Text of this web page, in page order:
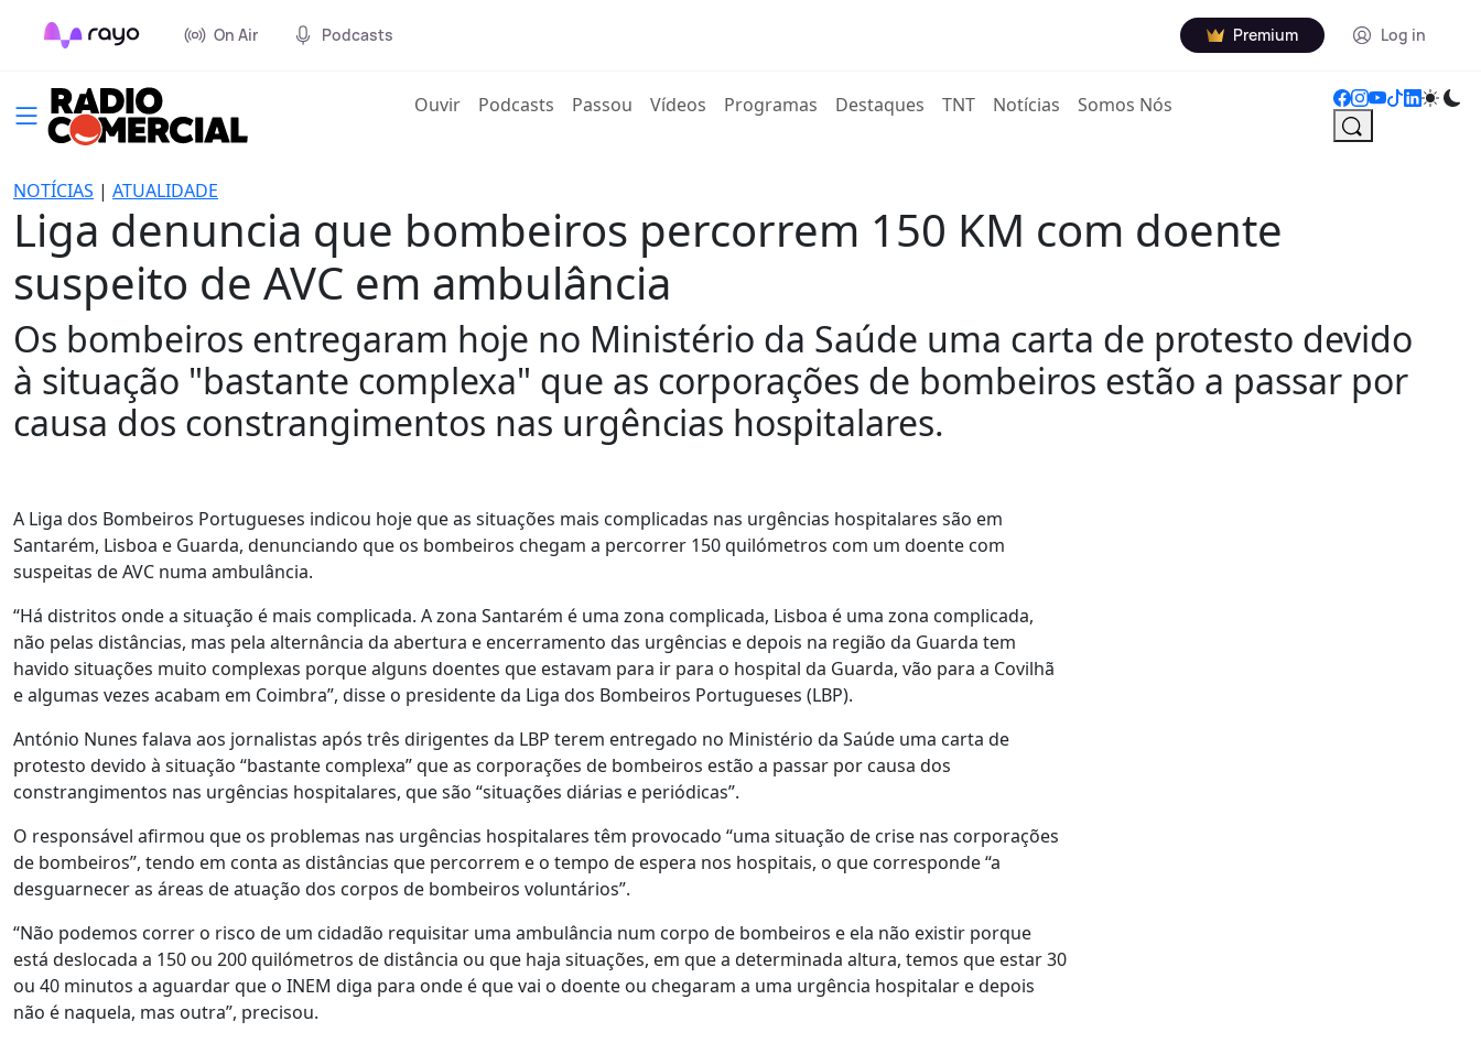
On Air Podcasts Premium Log in
Ouvir(current)
Podcasts Passou Vídeos Programas Destaques TNT Notícias Somos Nós
NOTÍCIAS | ATUALIDADE
Liga denuncia que bombeiros percorrem 150 KM com doente
suspeito de AVC em ambulância
Os bombeiros entregaram hoje no Ministério da Saúde uma carta de protesto devido
à situação "bastante complexa" que as corporações de bombeiros estão a passar por
causa dos constrangimentos nas urgências hospitalares.
A Liga dos Bombeiros Portugueses indicou hoje que as situações mais complicadas nas urgências hospitalares são em
Santarém, Lisboa e Guarda, denunciando que os bombeiros chegam a percorrer 150 quilómetros com um doente com
suspeitas de AVC numa ambulância.
“Há distritos onde a situação é mais complicada. A zona Santarém é uma zona complicada, Lisboa é uma zona complicada,
não pelas distâncias, mas pela alternância da abertura e encerramento das urgências e depois na região da Guarda tem
havido situações muito complexas porque alguns doentes que estavam para ir para o hospital da Guarda, vão para a Covilhã
e algumas vezes acabam em Coimbra”, disse o presidente da Liga dos Bombeiros Portugueses (LBP).
António Nunes falava aos jornalistas após três dirigentes da LBP terem entregado no Ministério da Saúde uma carta de
protesto devido à situação “bastante complexa” que as corporações de bombeiros estão a passar por causa dos
constrangimentos nas urgências hospitalares, que são “situações diárias e periódicas”.
O responsável afirmou que os problemas nas urgências hospitalares têm provocado “uma situação de crise nas corporações
de bombeiros”, tendo em conta as distâncias que percorrem e o tempo de espera nos hospitais, o que corresponde “a
desguarnecer as áreas de atuação dos corpos de bombeiros voluntários”.
“Não podemos correr o risco de um cidadão requisitar uma ambulância num corpo de bombeiros e ela não existir porque
está deslocada a 150 ou 200 quilómetros de distância ou que haja situações, em que a determinada altura, temos que estar 30
ou 40 minutos a aguardar que o INEM diga para onde é que vai o doente ou chegaram a uma urgência hospitalar e depois
não é naquela, mas outra”, precisou.